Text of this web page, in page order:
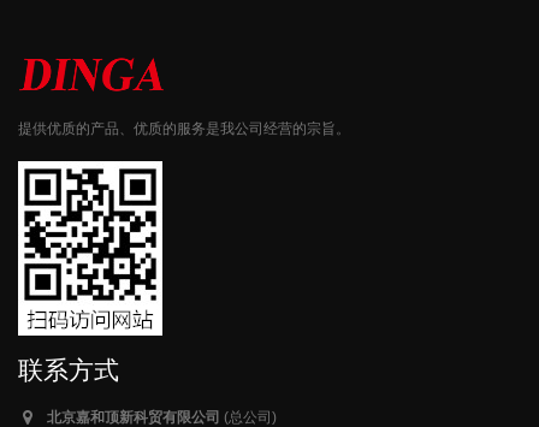
提供优质的产品、优质的服务是我公司经营的宗旨。
联系方式
北京嘉和顶新科贸有限公司 (总公司)